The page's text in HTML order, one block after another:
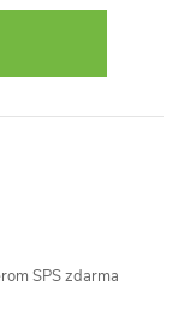
SPS zdarma